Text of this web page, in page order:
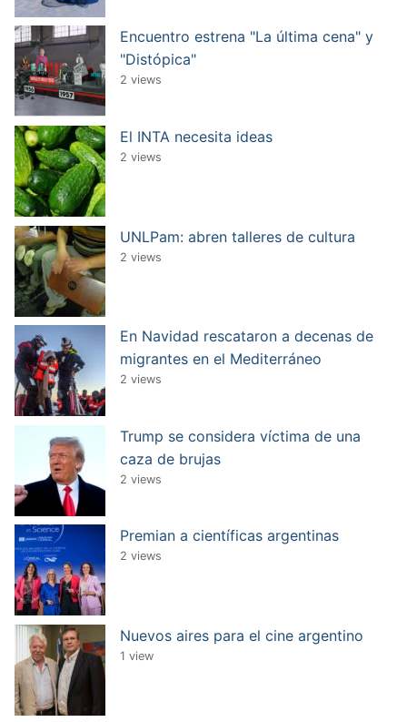
Encuentro estrena "La última cena" y
"Distópica"
2 views
El INTA necesita ideas
2 views
UNLPam: abren talleres de cultura
2 views
En Navidad rescataron a decenas de
migrantes en el Mediterráneo
2 views
Trump se considera víctima de una
caza de brujas
2 views
Premian a científicas argentinas
2 views
Nuevos aires para el cine argentino
1 view